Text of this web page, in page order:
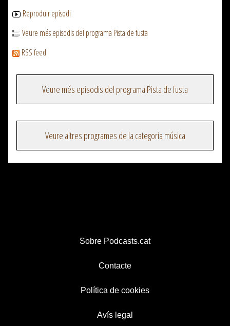
Reproduir episodi
Veure més episodis del programa Pista de fusta
RSS feed
Veure més episodis del programa Pista de fusta
Veure altres programes de la categoria música
Sobre Podcasts.cat
Contacte
Política de cookies
Avís legal